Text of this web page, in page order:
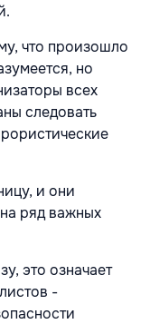
что произошло
но
всех
следовать
и они
ряд важных
это означает
-